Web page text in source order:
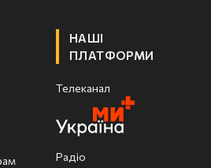
НАШІ
ПЛАТФОРМИ
Телеканал
Радіо